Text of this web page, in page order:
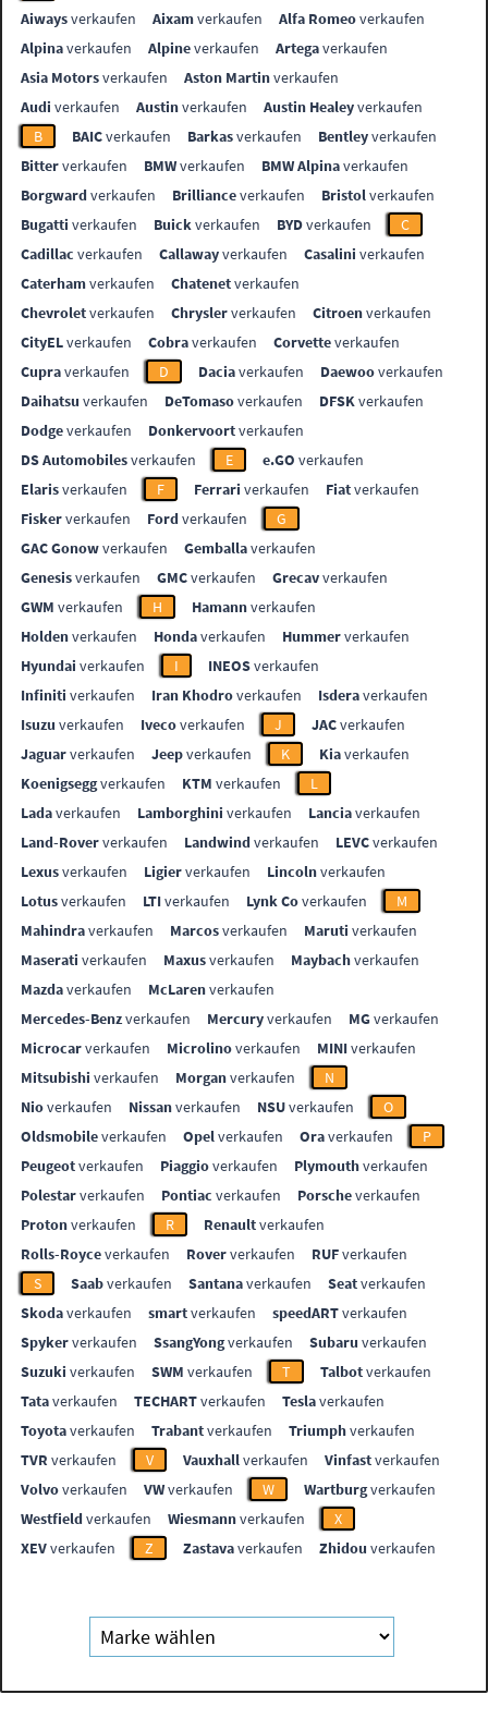
Aiwaysverkaufen Aixamverkaufen Alfa Romeoverkaufen
Alpinaverkaufen Alpineverkaufen Artegaverkaufen
Asia Motorsverkaufen Aston Martinverkaufen
Audi verkaufen Austinverkaufen Austin Healeyverkaufen
B
BAICverkaufen Barkasverkaufen Bentleyverkaufen
Bitterverkaufen BMWverkaufen BMW Alpinaverkaufen
Borgwardverkaufen Brillianceverkaufen Bristolverkaufen
Bugatti verkaufen Buickverkaufen BYDverkaufen
C
Cadillac verkaufen Callawayverkaufen Casalini verkaufen
Caterhamverkaufen Chatenetverkaufen
Chevroletverkaufen Chryslerverkaufen Citroenverkaufen
CityELverkaufen Cobraverkaufen Corvetteverkaufen
Cupraverkaufen D Daciaverkaufen Daewooverkaufen
Daihatsu verkaufen DeTomasoverkaufen DFSKverkaufen
Dodgeverkaufen Donkervoortverkaufen
DS Automobilesverkaufen E e.GO verkaufen
Elarisverkaufen F Ferrari verkaufen Fiatverkaufen
Fiskerverkaufen Fordverkaufen
G
GAC Gonowverkaufen Gemballaverkaufen
Genesisverkaufen GMCverkaufen Grecavverkaufen
GWM verkaufen H Hamannverkaufen
Holdenverkaufen Hondaverkaufen Hummerverkaufen
Hyundai verkaufen I INEOSverkaufen
Infiniti verkaufen Iran Khodroverkaufen Isderaverkaufen
Isuzu verkaufen Ivecoverkaufen J JACverkaufen
Jaguarverkaufen Jeepverkaufen K Kiaverkaufen
Koenigseggverkaufen KTM verkaufen
L
Ladaverkaufen Lamborghini verkaufen Lanciaverkaufen
Land-Roververkaufen Landwindverkaufen LEVCverkaufen
Lexusverkaufen Ligierverkaufen Lincolnverkaufen
Lotusverkaufen LTIverkaufen Lynk Coverkaufen
M
Mahindraverkaufen Marcosverkaufen Maruti verkaufen
Maserati verkaufen Maxusverkaufen Maybachverkaufen
Mazdaverkaufen McLarenverkaufen
Mercedes-Benzverkaufen Mercuryverkaufen MGverkaufen
Microcarverkaufen Microlinoverkaufen MINIverkaufen
Mitsubishi verkaufen Morganverkaufen
N
Nioverkaufen Nissanverkaufen NSUverkaufen
O
Oldsmobileverkaufen Opelverkaufen Oraverkaufen
P
Peugeotverkaufen Piaggioverkaufen Plymouthverkaufen
Polestarverkaufen Pontiac verkaufen Porscheverkaufen
Protonverkaufen R Renaultverkaufen
Rolls-Royceverkaufen Roververkaufen RUFverkaufen
S
Saabverkaufen Santanaverkaufen Seatverkaufen
Skodaverkaufen smartverkaufen speedARTverkaufen
Spykerverkaufen SsangYongverkaufen Subaru verkaufen
Suzuki verkaufen SWM verkaufen T Talbotverkaufen
Tataverkaufen TECHARTverkaufen Teslaverkaufen
Toyotaverkaufen Trabantverkaufen Triumphverkaufen
TVR verkaufen V Vauxhallverkaufen Vinfastverkaufen
Volvoverkaufen VWverkaufen W Wartburgverkaufen
Westfieldverkaufen Wiesmannverkaufen
X
XEVverkaufen Z Zastavaverkaufen Zhidou verkaufen